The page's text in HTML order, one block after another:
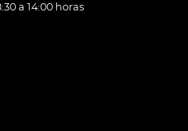
a 14:00 horas